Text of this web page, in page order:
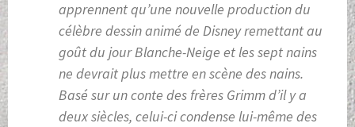
apprennent qu’une nouvelle production du
célèbre dessin animé de Disney remettant au
goût du jour Blanche-Neige et les sept nains
ne devrait plus mettre en scène des nains.
Basé sur un conte des frères Grimm d’il y a
deux siècles, celui-ci condense lui-même des